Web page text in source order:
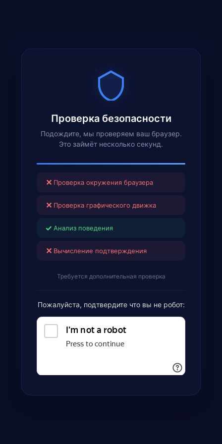
Проверка безопасности
Подождите, мы проверяем ваш браузер.
Это займёт несколько секунд.
✕ Проверка окружения браузера
✕ Проверка графического движка
✓ Анализ поведения
✕ Вычисление подтверждения
Требуется дополнительная проверка
Пожалуйста, подтвердите что вы не робот: